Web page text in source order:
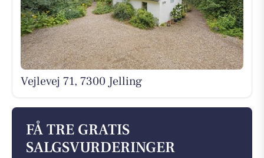
Vejlevej 71, 7300 Jelling
FÅ TRE GRATIS
SALGSVURDERINGER